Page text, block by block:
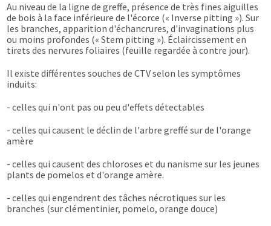
Au niveau de la ligne de greffe, présence de très fines aiguilles
de bois à la face inférieure de l'écorce (« Inverse pitting »). Sur
les branches, apparition d'échancrures, d'invaginations plus
ou moins profondes (« Stem pitting »). Éclaircissement en
tirets des nervures foliaires (feuille regardée à contre jour).
Il existe différentes souches de CTV selon les symptômes
induits:
- celles qui n'ont pas ou peu d'effets détectables
- celles qui causent le déclin de l'arbre greffé sur de l'orange
amère
- celles qui causent des chloroses et du nanisme sur les jeunes
plants de pomelos et d'orange amère.
- celles qui engendrent des tâches nécrotiques sur les
branches (sur clémentinier, pomelo, orange douce)